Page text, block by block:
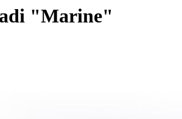
"Marine"